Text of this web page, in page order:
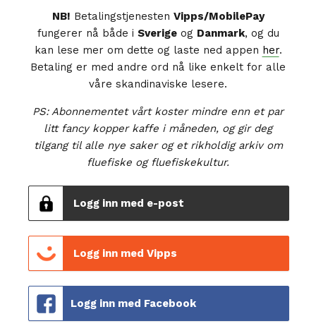
NB! Betalingstjenesten Vipps/MobilePay
fungerer nå både i Sverigeog Danmark, og du
kan lese mer om dette og laste ned appen her.
Betaling er med andre ord nå like enkelt for alle
våre skandinaviske lesere.
PS: Abonnementet vårt koster mindre enn et par
litt fancy kopper kaffe i måneden, og gir deg
tilgang til alle nye saker og et rikholdig arkiv om
fluefiske og fluefiskekultur.
Logg inn med e-post
Logg inn med Vipps
Logg inn med Facebook